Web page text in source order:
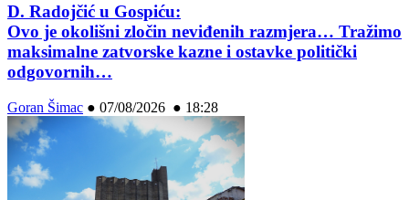
D. Radojčić u Gospiću:
Ovo je okolišni zločin neviđenih razmjera… Tražimo
maksimalne zatvorske kazne i ostavke politički
odgovornih…
Goran Šimac ● 07/08/2026 ● 18:28